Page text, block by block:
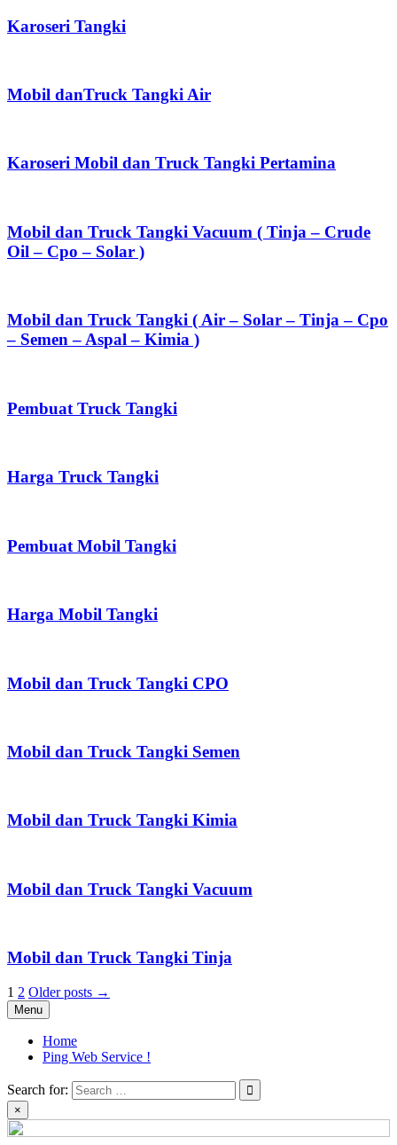
Karoseri Tangki
Mobil danTruck Tangki Air
Karoseri Mobil dan Truck Tangki Pertamina
Mobil dan Truck Tangki Vacuum ( Tinja – Crude
Oil – Cpo – Solar )
Mobil dan Truck Tangki ( Air – Solar – Tinja – Cpo
– Semen – Aspal – Kimia )
Pembuat Truck Tangki
Harga Truck Tangki
Pembuat Mobil Tangki
Harga Mobil Tangki
Mobil dan Truck Tangki CPO
Mobil dan Truck Tangki Semen
Mobil dan Truck Tangki Kimia
Mobil dan Truck Tangki Vacuum
Mobil dan Truck Tangki Tinja
Posts
pagination
1 2 Older posts →
Menu
Home
Ping Web Service !
Search for:
×